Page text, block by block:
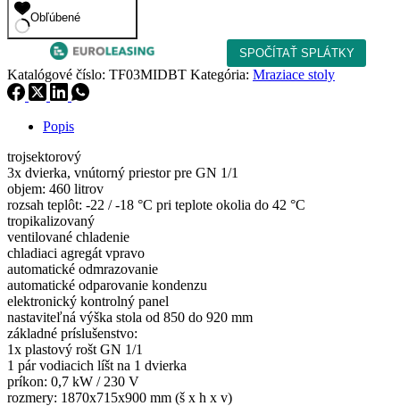
Obľúbené
Katalógové číslo: TF03MIDBT Kategória: Mraziace stoly
Popis
trojsektorový
3x dvierka, vnútorný priestor pre GN 1/1
objem: 460 litrov
rozsah teplôt: -22 / -18 °C pri teplote okolia do 42 °C
tropikalizovaný
ventilované chladenie
chladiaci agregát vpravo
automatické odmrazovanie
automatické odparovanie kondenzu
elektronický kontrolný panel
nastaviteľná výška stola od 850 do 920 mm
základné príslušenstvo:
1x plastový rošt GN 1/1
1 pár vodiacich líšt na 1 dvierka
príkon: 0,7 kW / 230 V
rozmery: 1870x715x900 mm (š x h x v)